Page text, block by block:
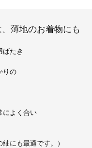
薄地のお着物にも
ばたき
りの
によく合い
にも最適です。）